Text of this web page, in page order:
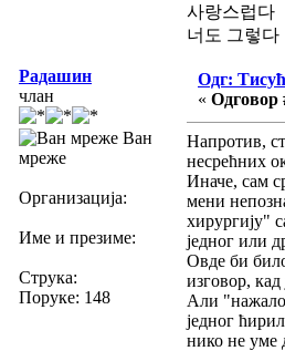
사랑스럽다
너도 그렇다
Радашин
члан
Ван
мреже
Организација:
Име и презиме:
Струка:
Поруке: 148
Одг:
« Одговор
Напротив,
несрећних
Иначе, сам
мени
хирургију"
једног или
Овде би
изговор,
Али
једног
нико не уме